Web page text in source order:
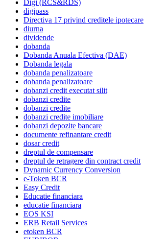
Digi (RCS&RDS)
digipass
Directiva 17 privind creditele ipotecare
diurna
dividende
dobanda
Dobanda Anuala Efectiva (DAE)
Dobanda legala
dobanda penalizatoare
dobanda penalizatoare
dobanzi credit executat silit
dobanzi credite
dobanzi credite
dobanzi credite imobiliare
dobanzi depozite bancare
documente refinantare credit
dosar credit
dreptul de compensare
dreptul de retragere din contract credit
Dynamic Currency Conversion
e-Token BCR
Easy Credit
Educatie financiara
educatie financiara
EOS KSI
ERB Retail Services
etoken BCR